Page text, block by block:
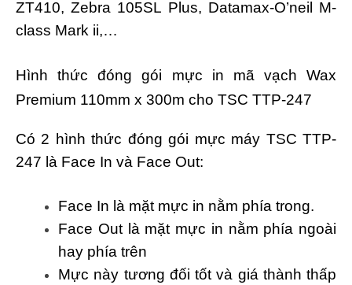
ZT410, Zebra 105SL Plus, Datamax-O’neil M-
class Mark ii,…
Hình thức đóng gói mực in mã vạch Wax
Premium 110mm x 300m cho TSC TTP-247
Có 2 hình thức đóng gói mực máy TSC TTP-
247 là Face In và Face Out:
Face In là mặt mực in nằm phía trong.
Face Out là mặt mực in nằm phía ngoài
hay phía trên
Mực này tương đối tốt và giá thành thấp